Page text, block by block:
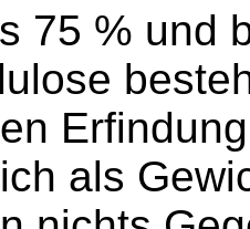
75 % und
als